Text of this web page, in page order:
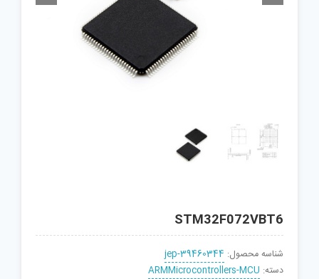
STM32F072VBT6
شناسه محصول: jep-39460344
دسته: ARMMicrocontrollers-MCU